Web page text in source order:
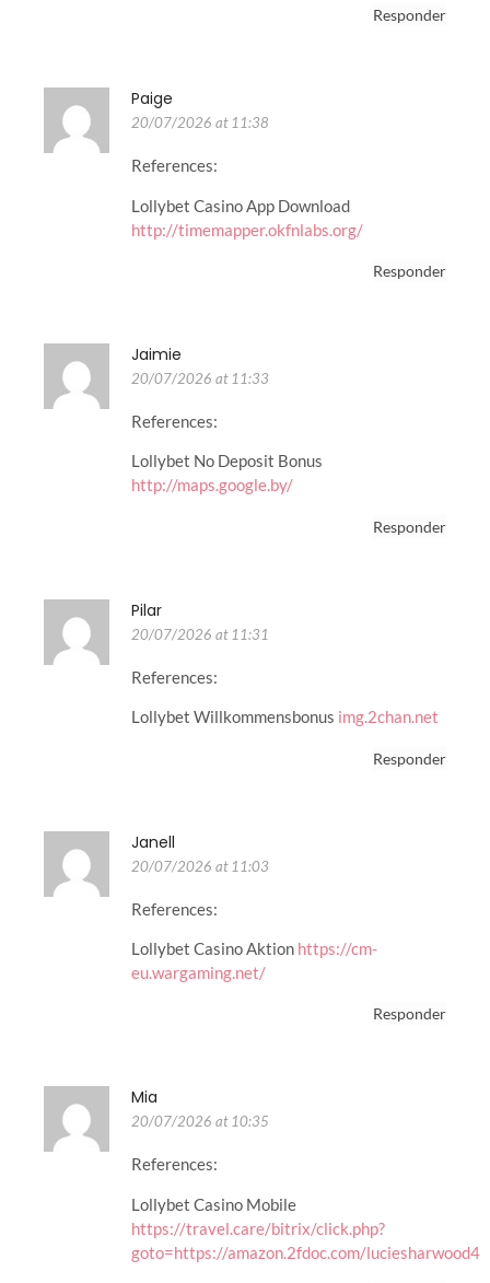
Responder
Paige
20/07/2026 at 11:38
References:
Lollybet Casino App Download
http://timemapper.okfnlabs.org/
Responder
Jaimie
20/07/2026 at 11:33
References:
Lollybet No Deposit Bonus
http://maps.google.by/
Responder
Pilar
20/07/2026 at 11:31
References:
Lollybet Willkommensbonus img.2chan.net
Responder
Janell
20/07/2026 at 11:03
References:
Lollybet Casino Aktion https://cm-
eu.wargaming.net/
Responder
Mia
20/07/2026 at 10:35
References:
Lollybet Casino Mobile
https://travel.care/bitrix/click.php?
goto=https://amazon.2fdoc.com/luciesharwood4